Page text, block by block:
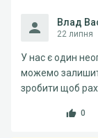
Влад
22 липня
У нас є один
можемо
зробити щоб
0